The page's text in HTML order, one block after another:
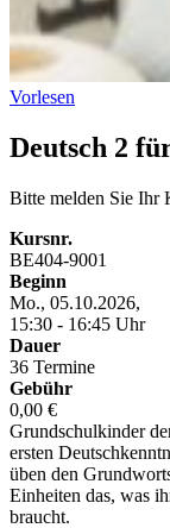
Vorlesen
Deutsch 2
Bitte melden Sie Ihr
Kursnr.
BE404-9001
Beginn
Mo., 05.10.2026,
15:30 - 16:45 Uhr
Dauer
36 Termine
Gebühr
0,00 €
Grundschulkinder
ersten
üben den
Einheiten das, was
braucht.